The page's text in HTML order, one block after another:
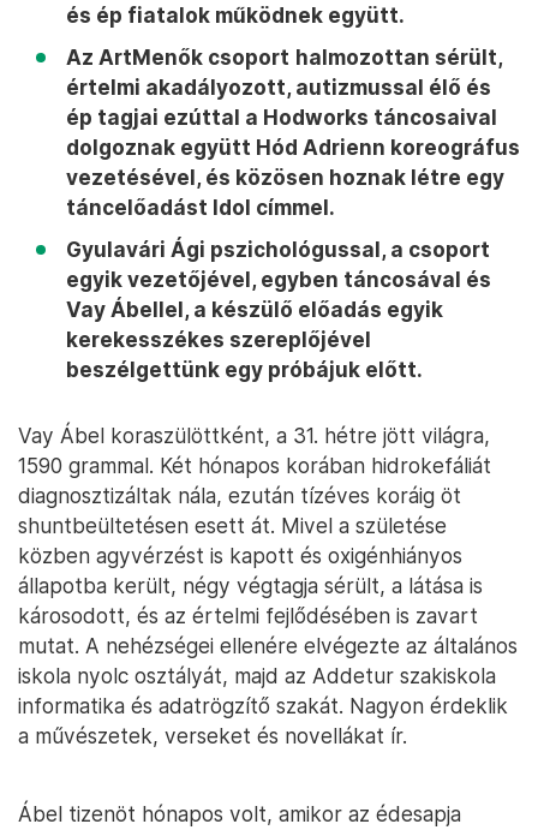
és ép fiatalok működnek együtt.
Az ArtMenők csoport halmozottan sérült,
értelmi akadályozott, autizmussal élő és
ép tagjai ezúttal a Hodworks táncosaival
dolgoznak együtt Hód Adrienn koreográfus
vezetésével, és közösen hoznak létre egy
táncelőadást Idol címmel.
Gyulavári Ági pszichológussal, a csoport
egyik vezetőjével, egyben táncosával és
Vay Ábellel, a készülő előadás egyik
kerekesszékes szereplőjével
beszélgettünk egy próbájuk előtt.
Vay Ábel koraszülöttként, a 31. hétre jött világra,
1590 grammal. Két hónapos korában hidrokefáliát
diagnosztizáltak nála, ezután tízéves koráig öt
shuntbeültetésen esett át. Mivel a születése
közben agyvérzést is kapott és oxigénhiányos
állapotba került, négy végtagja sérült, a látása is
károsodott, és az értelmi fejlődésében is zavart
mutat. A nehézségei ellenére elvégezte az általános
iskola nyolc osztályát, majd az Addetur szakiskola
informatika és adatrögzítő szakát. Nagyon érdeklik
a művészetek, verseket és novellákat ír.
Ábel tizenöt hónapos volt, amikor az édesapja